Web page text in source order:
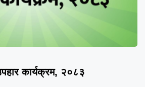
कार्यक्रम, २०८३